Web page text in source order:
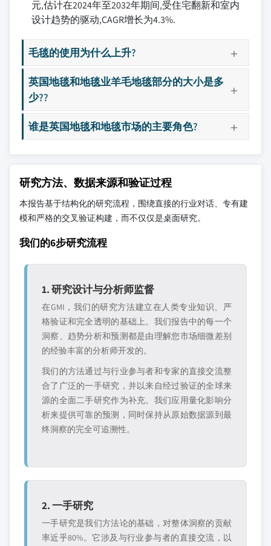
元,估计在2024年至2032年期间,受住宅翻新和室内
设计趋势的驱动,CAGR增长为4.3%.
毛毯的使用为什么上升?
英国地毯和地毯业羊毛地毯部分的大小是多
少??
谁是英国地毯和地毯市场的主要角色?
研究方法、数据来源和验证过程
本报告基于结构化的研究流程，围绕直接的行业对话、专有建
模和严格的交叉验证构建，而不仅仅是桌面研究。
我们的6步研究流程
1. 研究设计与分析师监督
在GMI，我们的研究方法建立在人类专业知识、严
格验证和完全透明的基础上。我们报告中的每一个
洞察、趋势分析和预测都是由理解您市场细微差别
的经验丰富的分析师开发的。
我们的方法通过与行业参与者和专家的直接交流整
合了广泛的一手研究，并以来自经过验证的全球来
源的全面二手研究作为补充。我们应用量化影响分
析来提供可靠的预测，同时保持从原始数据源到最
终洞察的完全可追溯性。
2. 一手研究
一手研究是我们方法论的基础，对整体洞察的贡献
率近乎80%。它涉及与行业参与者的直接交流，以